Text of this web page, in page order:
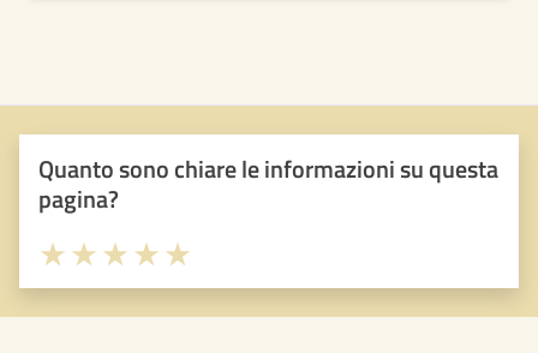
Quanto sono chiare le informazioni su questa
pagina?
Valuta 5 stelle su 5
Valuta 4 stelle su 5
Valuta 3 stelle su 5
Valuta 2 stelle su 5
Valuta 1 stelle su 5